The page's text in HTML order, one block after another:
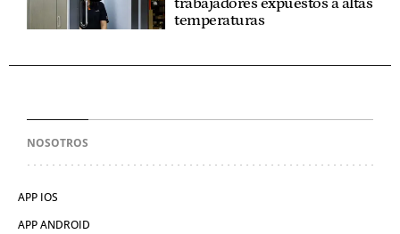
trabajadores expuestos a altas
temperaturas
NOSOTROS
APP IOS
APP ANDROID